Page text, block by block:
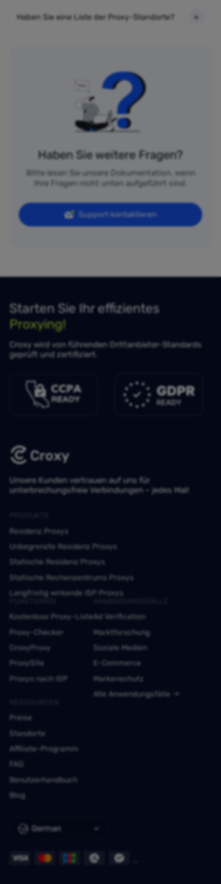
Haben Sie eine Liste der Proxy-Standorte?
Haben Sie weitere Fragen?
Bitte lesen Sie unsere Dokumentation, wenn
Ihre Fragen nicht unten aufgeführt sind.
Support kontaktieren
Starten Sie Ihr effizientes
Proxying!
Croxy wird von führenden Drittanbieter-Standards
geprüft und zertifiziert.
Unsere Kunden vertrauen auf uns für
unterbrechungsfreie Verbindungen – jedes Mal!
German
Residenz Proxys
Unbegrenzte Residenz Proxys
Statische Residenz Proxys
Statische Rechenzentrums Proxys
Langfristig wirkende ISP Proxys
Kostenlose Proxy-Liste
Proxy-Checker
CroxyProxy
ProxySite
Proxys nach ISP
Ad Verification
Marktforschung
Soziale Medien
E-Commerce
Markenschutz
Alle Anwendungsfälle
Preise
Standorte
Affiliate-Programm
FAQ
Benutzerhandbuch
Blog